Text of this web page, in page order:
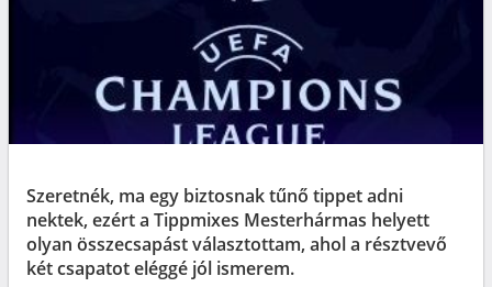
Szeretnék, ma egy biztosnak tűnő tippet adni
nektek, ezért a Tippmixes Mesterhármas helyett
olyan összecsapást választottam, ahol a résztvevő
két csapatot eléggé jól ismerem.